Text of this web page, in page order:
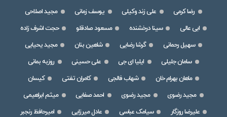
رضا کرمی
علی زند وکیلی یوسف زمانی
مجید اصلاحی
ابی عالی
سینا درخشنده مسعود صادقلو
حجت اشرف زاده
سهیل رحمانی
گرشا رضایی شاهین بنان
مجید یحیایی
سامان جلیلی
ایلیا ای جی علی حسینی
روزبه بمانی
ماهان بهرام خان
شهاب فالجی کامران تفتی
کیسان
مجید رضوی
مجید رضوی احمد صفایی
میثم ابراهیمی
علیرضا روزگار
سیامک عباسی عادل میرزایی
امیرحافظ رنجبر